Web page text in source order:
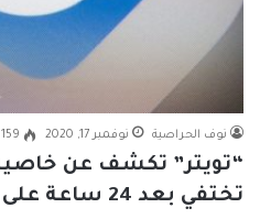
نوف الحراصية نوفمبر 17, 2020 159
“تويتر” تكشف عن خاصية
تختفي بعد 24 ساعة على مستوى العالم